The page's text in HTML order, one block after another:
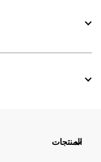
المنتجات